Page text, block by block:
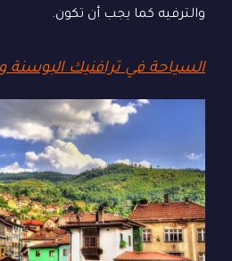
والترفيه كما يجب أن تكون.
السياحة في ترافنيك